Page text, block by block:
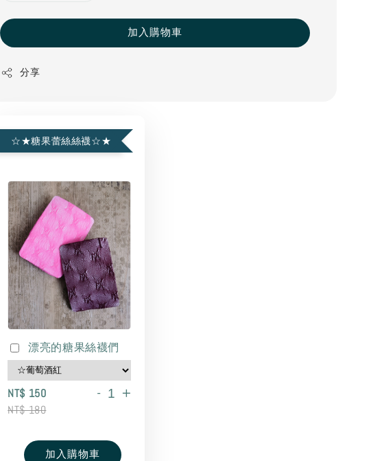
加入購物車
分享
☆★糖果蕾絲絲襪☆★
漂亮的糖果絲襪們
NT$ 150
NT$ 180
- +
加入購物車